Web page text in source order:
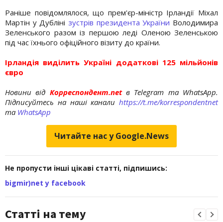
Раніше повідомлялося, що прем'єр-міністр Ірландії Міхал
Мартін у Дубліні зустрів президента України Володимира
Зеленського разом із першою леді Оленою Зеленською
під час їхнього офіційного візиту до країни.
Ірландія виділить Україні додаткові 125 мільйонів
євро
Новини від Корреспондент.netв Telegram та WhatsApp.
Підписуйтесь на наші канали https://t.me/korrespondentnet
та WhatsApp
Читайте нас у Google.News
Не пропусти інші цікаві статті, підпишись:
bigmir)net у facebook
Статті на тему